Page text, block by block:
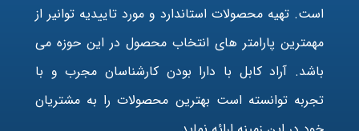
است. تهیه محصولات استاندارد و مورد تاییدیه توانیر از
مهمترین پارامتر های انتخاب محصول در این حوزه می
باشد. آراد کابل با دارا بودن کارشناسان مجرب و با
تجربه توانسته است بهترین محصولات را به مشتریان